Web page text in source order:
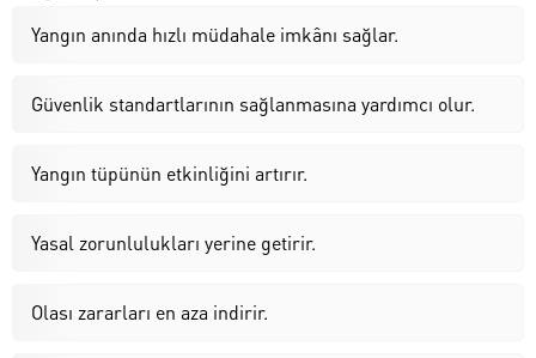
Yangın anında hızlı müdahale imkânı sağlar.
Güvenlik standartlarının sağlanmasına yardımcı olur.
Yangın tüpünün etkinliğini artırır.
Yasal zorunlulukları yerine getirir.
Olası zararları en aza indirir.